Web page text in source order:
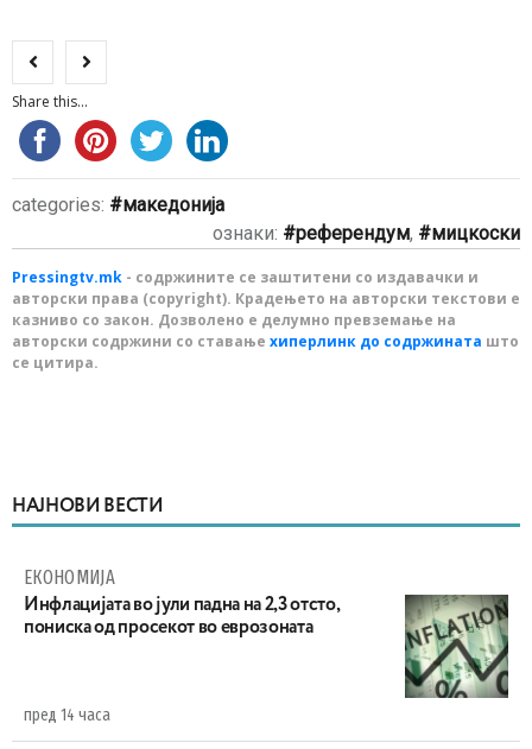
Share this...
categories:
македонија
ознаки:
референдум, мицкоски
Pressingtv.mk - содржините се заштитени со издавачки и
авторски права (copyright). Крадењето на авторски текстови е
казниво со закон. Дозволено е делумно превземање на
авторски содржини со ставање хиперлинк до содржината што
се цитира.
НАЈНОВИ ВЕСТИ
ЕКОНОМИЈА
Инфлацијата во јули падна на 2,3 отсто,
пониска од просекот во еврозоната
пред 14 часа